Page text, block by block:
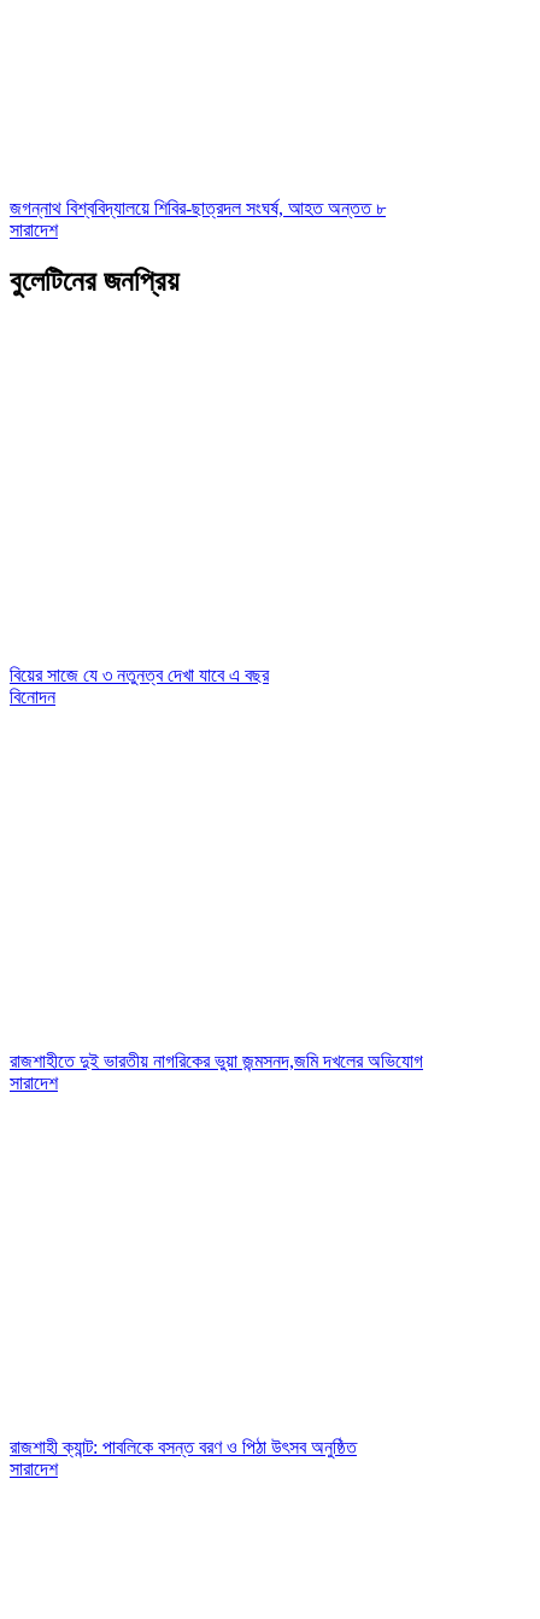
জগন্নাথ বিশ্ববিদ্যালয়ে শিবির-ছাত্রদল সংঘর্ষ, আহত অন্তত ৮
সারাদেশ
বুলেটিনের জনপ্রিয়
বিয়ের সাজে যে ৩ নতুনত্ব দেখা যাবে এ বছর
বিনোদন
রাজশাহীতে দুই ভারতীয় নাগরিকের ভুয়া জন্মসনদ,জমি দখলের অভিযোগ
সারাদেশ
রাজশাহী ক্যান্ট: পাবলিকে বসন্ত বরণ ও পিঠা উৎসব অনুষ্ঠিত
সারাদেশ